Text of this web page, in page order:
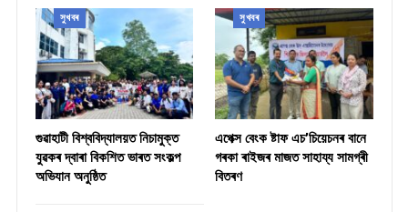
সুখবৰ
গুৱাহাটী বিশ্ববিদ্যালয়ত নিচামুক্ত
যুৱকৰ দ্বাৰা বিকশিত ভাৰত সংকল্প
অভিযান অনুষ্ঠিত
সুখবৰ
​এপেক্স বেংক ষ্টাফ এচ’চিয়েচনৰ বানে
গৰকা ৰাইজৰ মাজত সাহায্য সামগ্ৰী
বিতৰণ ​